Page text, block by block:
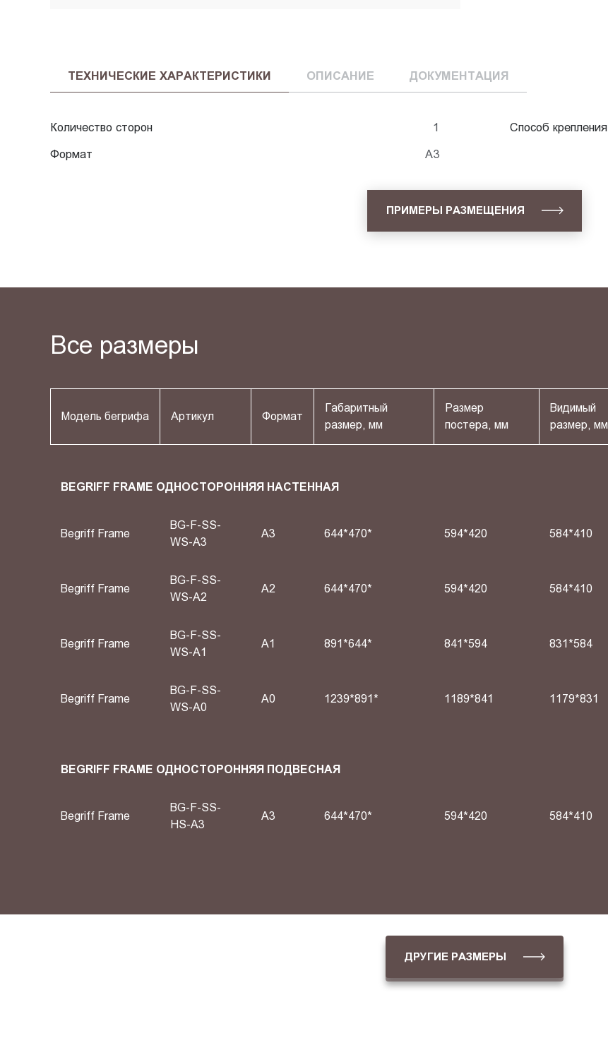
ТЕХНИЧЕСКИЕ ХАРАКТЕРИСТИКИ ОПИСАНИЕ ДОКУМЕНТАЦИЯ
Количество сторон 1
Формат А3
Способ крепления
ПРИМЕРЫ РАЗМЕЩЕНИЯ
Все размеры
Модель бегрифа Артикул Формат
Габаритный
размер, мм
Размер
постера, мм
Видимый
размер, мм
BEGRIFF FRAME ОДНОСТОРОННЯЯ НАСТЕННАЯ
Begriff Frame
BG-F-SS-
WS-A3
A3 644*470* 594*420 584*410
Begriff Frame
BG-F-SS-
WS-A2
A2 644*470* 594*420 584*410
Begriff Frame
BG-F-SS-
WS-A1
А1 891*644* 841*594 831*584
Begriff Frame
BG-F-SS-
WS-A0
А0 1239*891* 1189*841 1179*831
BEGRIFF FRAME ОДНОСТОРОННЯЯ ПОДВЕСНАЯ
Begriff Frame
BG-F-SS-
HS-A3
A3 644*470* 594*420 584*410
ДРУГИЕ РАЗМЕРЫ